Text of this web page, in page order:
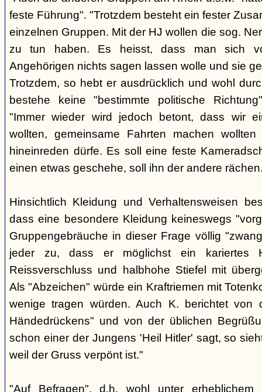
feste Führung". "Trotzdem besteht ein fester
einzelnen Gruppen. Mit der HJ wollen die sog.
zu tun haben. Es heisst, dass man sich
Angehörigen nichts sagen lassen wolle und sie
Trotzdem, so hebt er ausdrücklich und wohl
bestehe keine "bestimmte politische
"Immer wieder wird jedoch betont, dass wir
wollten, gemeinsame Fahrten machen
hineinreden dürfe. Es soll eine feste
einen etwas geschehe, soll ihn der andere
Hinsichtlich Kleidung und Verhaltensweisen
dass eine besondere Kleidung keineswegs
Gruppengebräuche in dieser Frage völlig
jeder zu, dass er möglichst ein kariertes
Reissverschluss und halbhohe Stiefel mit
Als "Abzeichen" würde ein Kraftriemen mit
wenige tragen würden. Auch K. berichtet von
Händedrückens" und von der üblichen
schon einer der Jungens 'Heil Hitler' sagt, so
weil der Gruss verpönt ist."
"Auf Befragen", d.h. wohl unter erheblichem